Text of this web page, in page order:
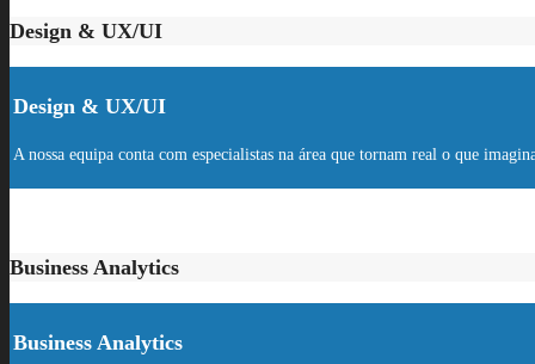
Design & UX/UI
Design & UX/UI
A nossa equipa conta com especialistas na área que tornam real o que
Business Analytics
Business Analytics